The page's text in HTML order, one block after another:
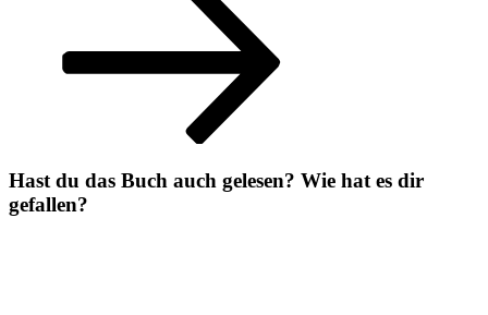
Hast du das Buch auch gelesen? Wie hat es dir
gefallen?